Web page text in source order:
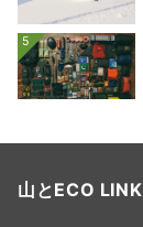
5
山とECO LINK